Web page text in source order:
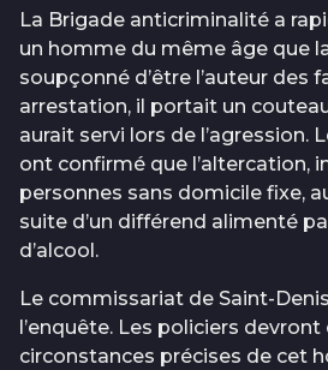
La Brigade anticriminalité a
un homme du même âge que
soupçonné d’être l’auteur des
arrestation, il portait un
aurait servi lors de l’agression.
ont confirmé que l’altercation,
personnes sans domicile fixe,
suite d’un différend alimenté
d’alcool.
Le commissariat de Saint-
l’enquête. Les policiers devront
circonstances précises de cet